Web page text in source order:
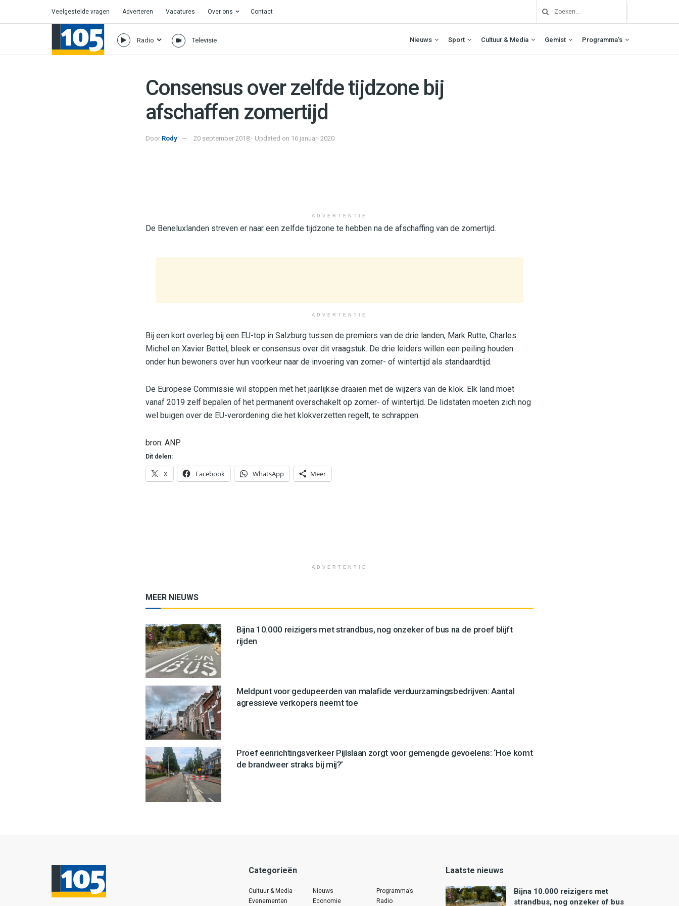
Veelgestelde vragen Adverteren Vacatures Over ons Contact
Radio Televisie Nieuws Sport Cultuur & Media Gemist Programma’s
Consensus over zelfde tijdzone bij
afschaffen zomertijd
Door Rody 20 september 2018 - Updated on 16 januari 2020
ADVERTENTIE
De Beneluxlanden streven er naar een zelfde tijdzone te hebben na de afschaffing van de zomertijd.
ADVERTENTIE
Bij een kort overleg bij een EU-top in Salzburg tussen de premiers van de drie landen, Mark Rutte, Charles
Michel en Xavier Bettel, bleek er consensus over dit vraagstuk. De drie leiders willen een peiling houden
onder hun bewoners over hun voorkeur naar de invoering van zomer- of wintertijd als standaardtijd.
De Europese Commissie wil stoppen met het jaarlijkse draaien met de wijzers van de klok. Elk land moet
vanaf 2019 zelf bepalen of het permanent overschakelt op zomer- of wintertijd. De lidstaten moeten zich nog
wel buigen over de EU-verordening die het klokverzetten regelt, te schrappen.
bron: ANP
Dit delen:
X Facebook WhatsApp Meer
ADVERTENTIE
MEER NIEUWS
Bijna 10.000 reizigers met strandbus, nog onzeker of bus na de proef blijft
rijden
Meldpunt voor gedupeerden van malafide verduurzamingsbedrijven: Aantal
agressieve verkopers neemt toe
Proef eenrichtingsverkeer Pijlslaan zorgt voor gemengde gevoelens: ‘Hoe komt
de brandweer straks bij mij?’
Categorieën
Cultuur & Media
Evenementen
Nieuws
Economie
Programma’s
Radio
Laatste nieuws
Bijna 10.000 reizigers met
strandbus, nog onzeker of bus